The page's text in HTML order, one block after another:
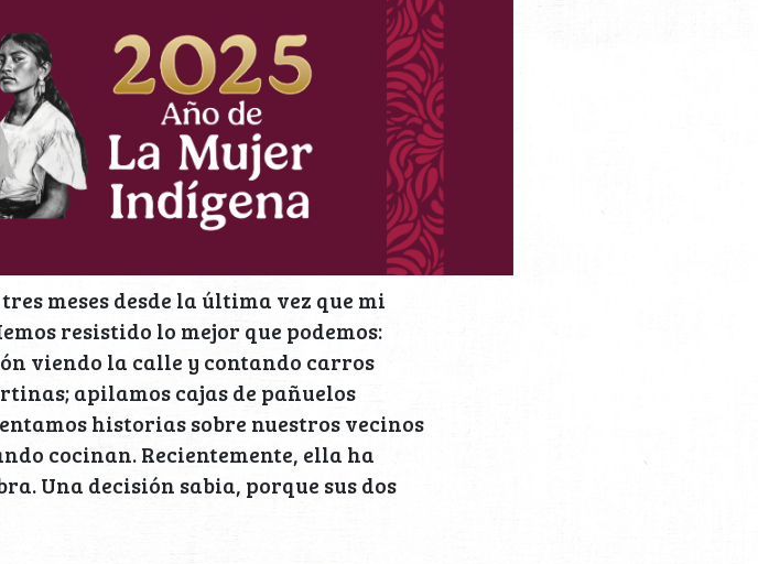
meses desde la última vez que mi
resistido lo mejor que podemos:
viendo la calle y contando carros
apilamos cajas de pañuelos
historias sobre nuestros vecinos
cocinan. Recientemente, ella ha
Una decisión sabia, porque sus dos